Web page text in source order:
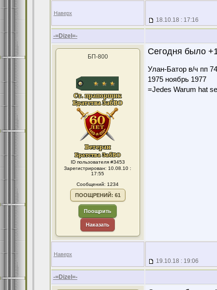
Наверх
18.10.18 : 17:16
-=Dizel=-
БП-800
ID пользователя #3453
Зарегистрирован: 10.08.10 :
17:55
Сообщений: 1234
ПООЩРЕНИЙ: 61
Поощрить
Наказать
Сегодня было
Улан-Батор в/ч пп
1975 ноябрь 1977
=Jedes Warum hat
Наверх
19.10.18 : 19:06
-=Dizel=-